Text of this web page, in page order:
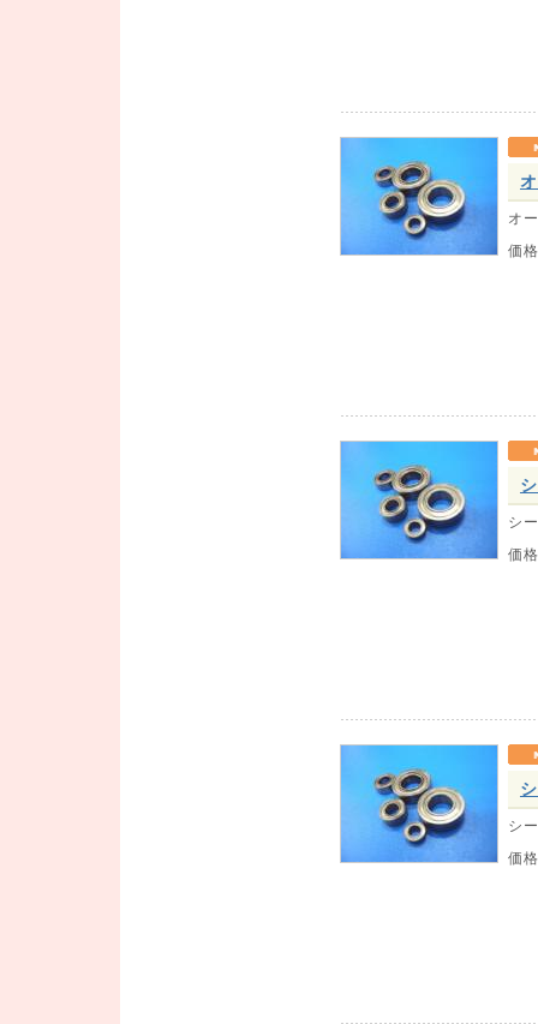
オ
価格
シ
価格
シ
価格